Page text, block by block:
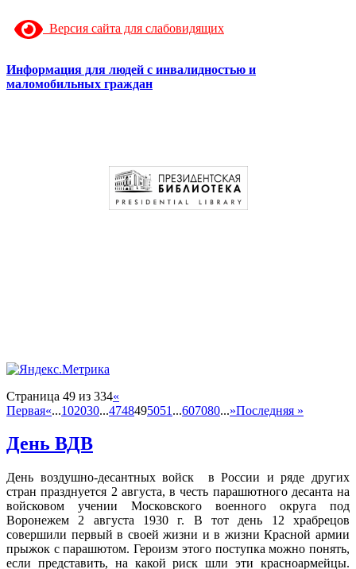
Версия сайта для слабовидящих
Информация для людей с инвалидностью и
маломобильных граждан
Страница 49 из 334«
Первая«...102030...4748495051 ...607080...»Последняя »
День ВДВ
День воздушно-десантных войск в России и ряде других
стран празднуется 2 августа, в честь парашютного десанта на
войсковом учении Московского военного округа под
Воронежем 2 августа 1930 г. В тот день 12 храбрецов
совершили первый в своей жизни и в жизни Красной армии
прыжок с парашютом. Героизм этого поступка можно понять,
если представить, на какой риск шли эти красноармейцы.